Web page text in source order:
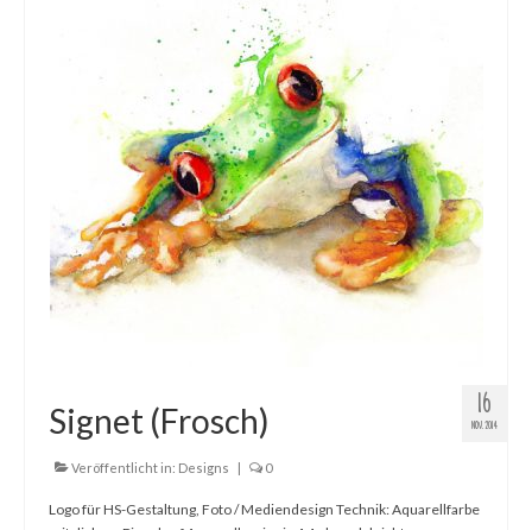
Geschnitzte
Gezeichnete
Köpfe
Märchen
Schwarze Serie
Comic, Figuren & Stories
Kinderbücher
Designs
16
NOV. 2014
Signet (Frosch)
Veröffentlicht in: Designs | 0
Logo für HS-Gestaltung, Foto / Mediendesign Technik: Aquarellfarbe